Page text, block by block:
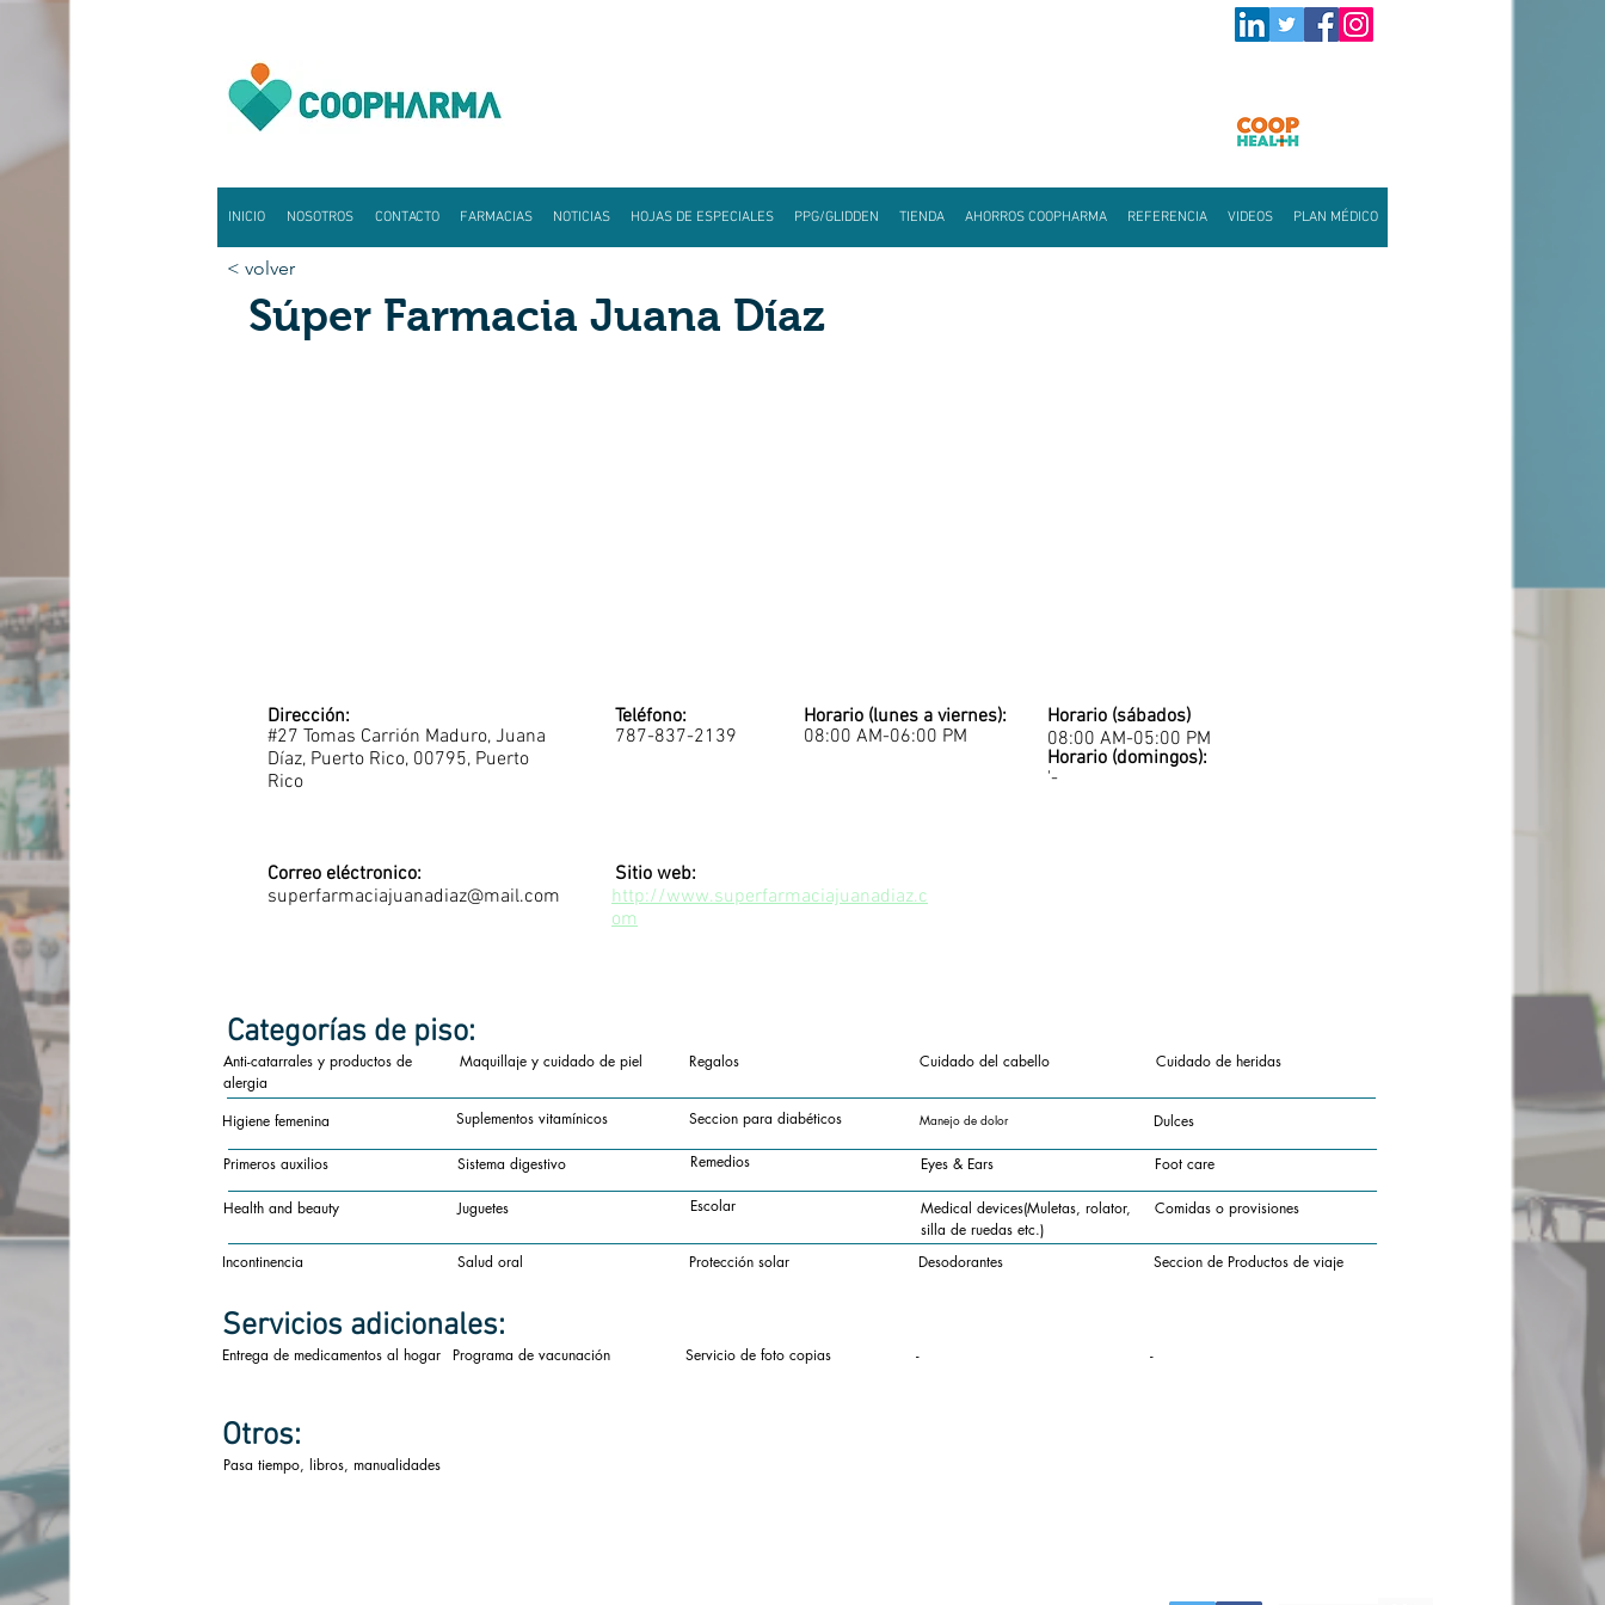
INICIO NOSOTROS CONTACTO FARMACIAS NOTICIAS HOJAS DE ESPECIALES PPG/GLIDDEN TIENDA AHORROS COOPHARMA REFERENCIA VIDEOS PLAN MÉDICO
< volver
Dirección:
#27 Tomas Carrión Maduro, Juana
Díaz, Puerto Rico, 00795, Puerto
Rico
Teléfono:
787-837-2139
Horario (lunes a viernes):
08:00 AM-06:00 PM
Horario (sábados)
08:00 AM-05:00 PM
Horario (domingos):
'-
Correo eléctronico:
superfarmaciajuanadiaz@mail.com
Sitio web:
http://www.superfarmaciajuanadiaz.c
om
Categorías de piso:
Anti-catarrales y productos de
alergia
Maquillaje y cuidado de piel Cuidado del cabello
Regalos Cuidado de heridas
Higiene femenina Suplementos vitamínicos Manejo de dolor
Seccion para diabéticos Dulces
Primeros auxilios Sistema digestivo Eyes & Ears Foot care
Remedios
Health and beauty Juguetes
Medical devices(Muletas, rolator,
silla de ruedas etc.)
Comidas o provisiones
Escolar
Incontinencia Salud oral Desodorantes
Protección solar Seccion de Productos de viaje
Servicios adicionales:
Entrega de medicamentos al hogar Programa de vacunación Servicio de foto copias - -
Otros:
Pasa tiempo, libros, manualidades
Súper Farmacia Juana Díaz